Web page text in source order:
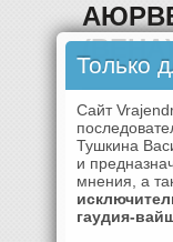
(ВЕНА)
Только
Сайт
Тушкина
и
мнения, а
гаудия-